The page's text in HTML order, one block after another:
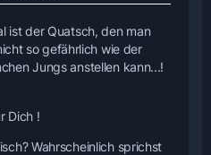
ist der Quatsch, den man
so gefährlich wie der
Jungs anstellen kann...!
Dich !
Wahrscheinlich sprichst